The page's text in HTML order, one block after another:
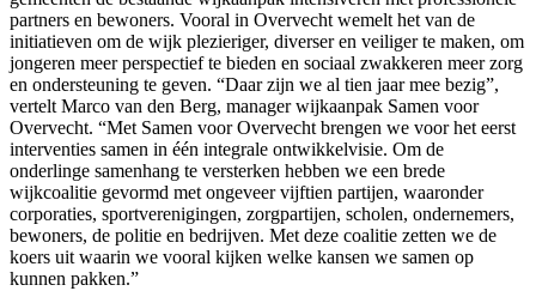
partners en bewoners. Vooral in Overvecht wemelt het van de
initiatieven om de wijk plezieriger, diverser en veiliger te maken, om
jongeren meer perspectief te bieden en sociaal zwakkeren meer zorg
en ondersteuning te geven. “Daar zijn we al tien jaar mee bezig”,
vertelt Marco van den Berg, manager wijkaanpak Samen voor
Overvecht. “Met Samen voor Overvecht brengen we voor het eerst
interventies samen in één integrale ontwikkelvisie. Om de
onderlinge samenhang te versterken hebben we een brede
wijkcoalitie gevormd met ongeveer vijftien partijen, waaronder
corporaties, sportverenigingen, zorgpartijen, scholen, ondernemers,
bewoners, de politie en bedrijven. Met deze coalitie zetten we de
koers uit waarin we vooral kijken welke kansen we samen op
kunnen pakken.”